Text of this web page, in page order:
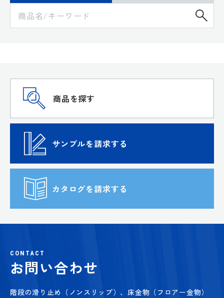
商品を探す
サンプルを請求する
カタログを請求する
CONTACT
お問い合わせ
階段の滑り止め（ノンスリップ）、床金物（フロアー金物）